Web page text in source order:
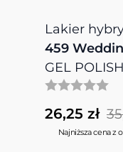
available
Lakier
459
GEL POLISH
26,25 zł
Najniższa cena z